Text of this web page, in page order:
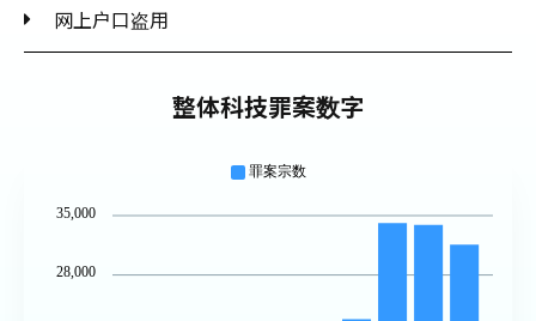
网上户口盗用
整体科技罪案数字
罪案宗数
35,000
28,000